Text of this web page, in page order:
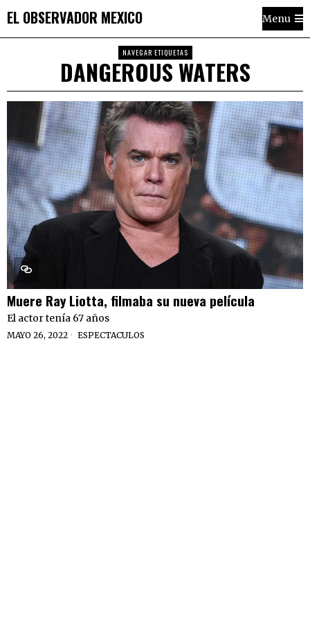
EL OBSERVADOR MEXICO Menu
NAVEGAR ETIQUETAS
DANGEROUS WATERS
Muere Ray Liotta, filmaba su nueva película
El actor tenía 67 años
MAYO 26, 2022 ESPECTACULOS